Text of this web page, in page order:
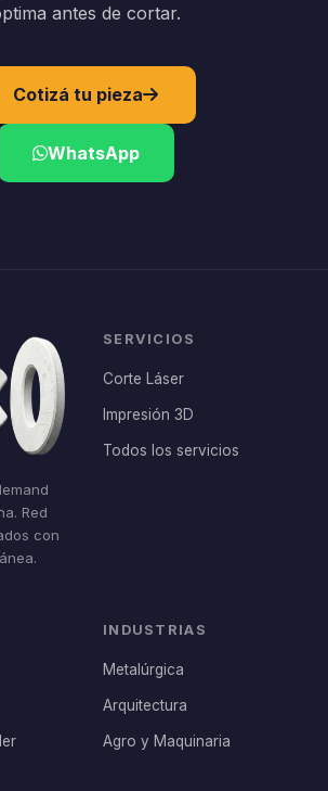
antes de cortar.
Cotizá tu pieza
WhatsApp
Red
con
SERVICIOS
Corte Láser
Impresión 3D
Todos los servicios
INDUSTRIAS
Metalúrgica
Arquitectura
Agro y Maquinaria